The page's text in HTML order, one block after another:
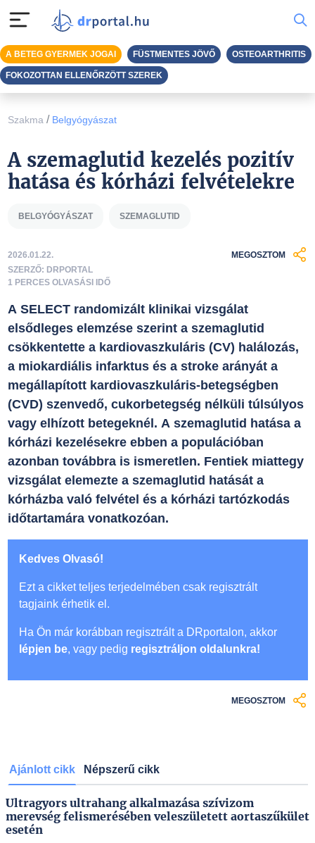
Szakma / Belgyógyászat
A szemaglutid kezelés pozitív
hatása és kórházi felvételekre
BELGYÓGYÁSZAT SZEMAGLUTID
2026.01.22.
SZERZŐ: DRPORTAL
1 PERCES OLVASÁSI IDŐ
MEGOSZTOM
A SELECT randomizált klinikai vizsgálat
elsődleges elemzése szerint a szemaglutid
csökkentette a kardiovaszkuláris (CV) halálozás,
a miokardiális infarktus és a stroke arányát a
megállapított kardiovaszkuláris-betegségben
(CVD) szenvedő, cukorbetegség nélküli túlsúlyos
vagy elhízott betegeknél. A szemaglutid hatása a
kórházi kezelésekre ebben a populációban
azonban továbbra is ismeretlen. Fentiek miattegy
vizsgálat elemezte a szemaglutid hatását a
kórházba való felvétel és a kórházi tartózkodás
időtartamára vonatkozóan.
Kedves Olvasó!
Ezt a cikket teljes terjedelmében csak regisztrált
tagjaink érhetik el.
Ha Ön már korábban regisztrált a DRportalon, akkor
lépjen be, vagy pedig regisztráljon oldalunkra!
MEGOSZTOM
Ajánlott cikk Népszerű cikk
Ultragyors ultrahang alkalmazása szívizom
merevség felismerésében veleszületett aortaszűkület
esetén
A BETEG GYERMEK JOGAI FÜSTMENTES JÖVŐ OSTEOARTHRITIS
FOKOZOTTAN ELLENŐRZÖTT SZEREK